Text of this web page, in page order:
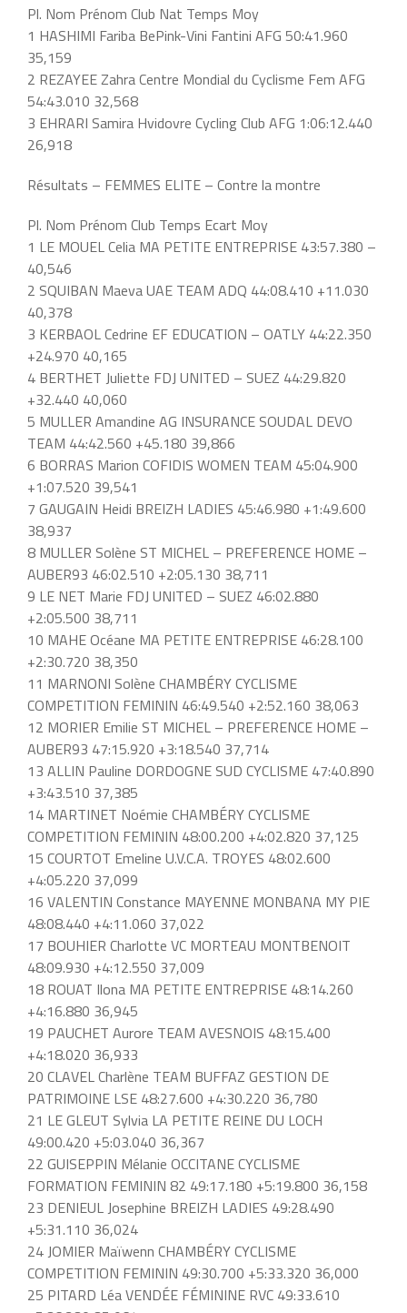
Pl. Nom Prénom Club Nat Temps Moy
1 HASHIMI Fariba BePink-Vini Fantini AFG 50:41.960
35,159
2 REZAYEE Zahra Centre Mondial du Cyclisme Fem AFG
54:43.010 32,568
3 EHRARI Samira Hvidovre Cycling Club AFG 1:06:12.440
26,918
Résultats – FEMMES ELITE – Contre la montre
Pl. Nom Prénom Club Temps Ecart Moy
1 LE MOUEL Celia MA PETITE ENTREPRISE 43:57.380 –
40,546
2 SQUIBAN Maeva UAE TEAM ADQ 44:08.410 +11.030
40,378
3 KERBAOL Cedrine EF EDUCATION – OATLY 44:22.350
+24.970 40,165
4 BERTHET Juliette FDJ UNITED – SUEZ 44:29.820
+32.440 40,060
5 MULLER Amandine AG INSURANCE SOUDAL DEVO
TEAM 44:42.560 +45.180 39,866
6 BORRAS Marion COFIDIS WOMEN TEAM 45:04.900
+1:07.520 39,541
7 GAUGAIN Heidi BREIZH LADIES 45:46.980 +1:49.600
38,937
8 MULLER Solène ST MICHEL – PREFERENCE HOME –
AUBER93 46:02.510 +2:05.130 38,711
9 LE NET Marie FDJ UNITED – SUEZ 46:02.880
+2:05.500 38,711
10 MAHE Océane MA PETITE ENTREPRISE 46:28.100
+2:30.720 38,350
11 MARNONI Solène CHAMBÉRY CYCLISME
COMPETITION FEMININ 46:49.540 +2:52.160 38,063
12 MORIER Emilie ST MICHEL – PREFERENCE HOME –
AUBER93 47:15.920 +3:18.540 37,714
13 ALLIN Pauline DORDOGNE SUD CYCLISME 47:40.890
+3:43.510 37,385
14 MARTINET Noémie CHAMBÉRY CYCLISME
COMPETITION FEMININ 48:00.200 +4:02.820 37,125
15 COURTOT Emeline U.V.C.A. TROYES 48:02.600
+4:05.220 37,099
16 VALENTIN Constance MAYENNE MONBANA MY PIE
48:08.440 +4:11.060 37,022
17 BOUHIER Charlotte VC MORTEAU MONTBENOIT
48:09.930 +4:12.550 37,009
18 ROUAT Ilona MA PETITE ENTREPRISE 48:14.260
+4:16.880 36,945
19 PAUCHET Aurore TEAM AVESNOIS 48:15.400
+4:18.020 36,933
20 CLAVEL Charlène TEAM BUFFAZ GESTION DE
PATRIMOINE LSE 48:27.600 +4:30.220 36,780
21 LE GLEUT Sylvia LA PETITE REINE DU LOCH
49:00.420 +5:03.040 36,367
22 GUISEPPIN Mélanie OCCITANE CYCLISME
FORMATION FEMININ 82 49:17.180 +5:19.800 36,158
23 DENIEUL Josephine BREIZH LADIES 49:28.490
+5:31.110 36,024
24 JOMIER Maïwenn CHAMBÉRY CYCLISME
COMPETITION FEMININ 49:30.700 +5:33.320 36,000
25 PITARD Léa VENDÉE FÉMININE RVC 49:33.610